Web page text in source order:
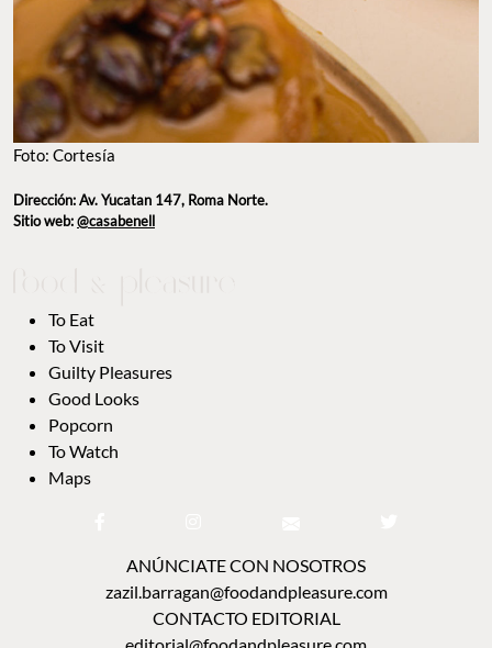
Foto: Cortesía
Dirección: Av. Yucatan 147, Roma Norte.
Sitio web:@casabenell
To Eat
To Visit
Guilty Pleasures
Good Looks
Popcorn
To Watch
Maps
ANÚNCIATE CON NOSOTROS
zazil.barragan@foodandpleasure.com
CONTACTO EDITORIAL
editorial@foodandpleasure.com